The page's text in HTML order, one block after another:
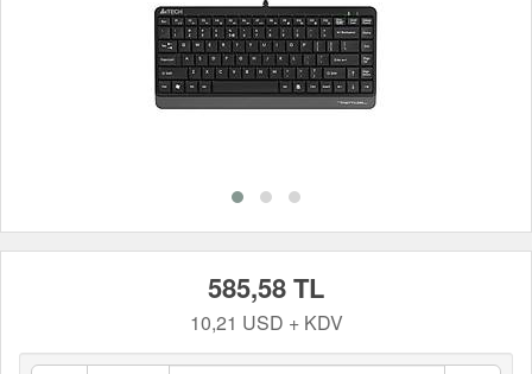
585,58 TL
10,21 USD + KDV